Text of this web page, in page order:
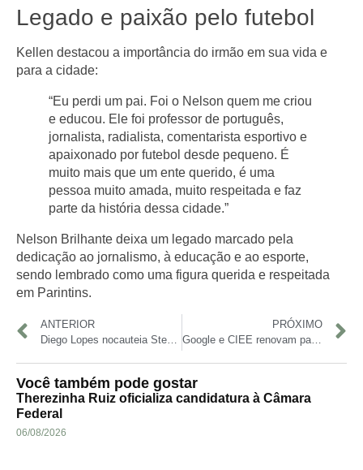
Legado e paixão pelo futebol
Kellen destacou a importância do irmão em sua vida e
para a cidade:
“Eu perdi um pai. Foi o Nelson quem me criou
e educou. Ele foi professor de português,
jornalista, radialista, comentarista esportivo e
apaixonado por futebol desde pequeno. É
muito mais que um ente querido, é uma
pessoa muito amada, muito respeitada e faz
parte da história dessa cidade.”
Nelson Brilhante deixa um legado marcado pela
dedicação ao jornalismo, à educação e ao esporte,
sendo lembrado como uma figura querida e respeitada
em Parintins.
ANTERIOR
Diego Lopes nocauteia Steve Garcia na Casa Branca e dedica vitória ao bairro Mutirão, em Manaus
PRÓXIMO
Google e CIEE renovam parceria e oferecem 110 mil bolsas de estudo gratuitas até 2027
Você também pode gostar
Therezinha Ruiz oficializa candidatura à Câmara
Federal
06/08/2026